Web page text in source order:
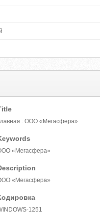
: ООО «Мегасфера»
«Мегасфера»
«Мегасфера»
1251